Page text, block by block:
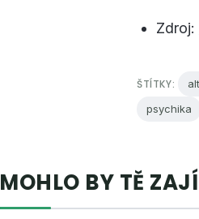
Zdroj:
ŠTÍTKY:
psychika
MOHLO BY TĚ